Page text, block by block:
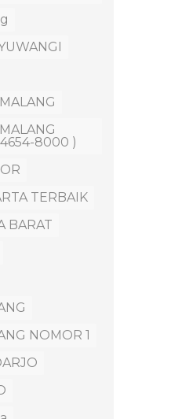
4654-8000 )
TERBAIK
BARAT
NOMOR 1